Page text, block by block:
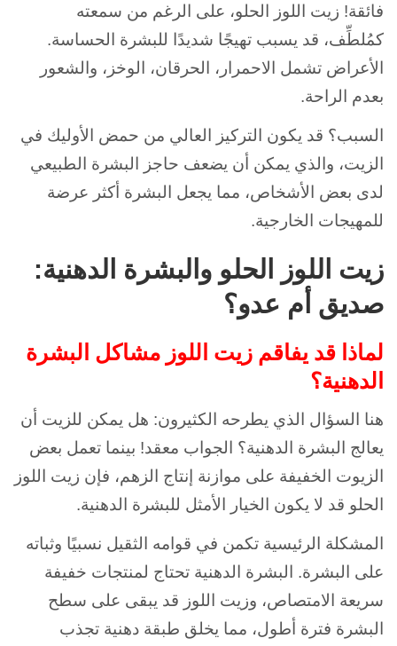
فائقة! زيت اللوز الحلو، على الرغم من سمعته
كمُلطِّف، قد يسبب تهيجًا شديدًا للبشرة الحساسة.
الأعراض تشمل الاحمرار، الحرقان، الوخز، والشعور
بعدم الراحة.
السبب؟ قد يكون التركيز العالي من حمض الأوليك في
الزيت، والذي يمكن أن يضعف حاجز البشرة الطبيعي
لدى بعض الأشخاص، مما يجعل البشرة أكثر عرضة
للمهيجات الخارجية.
زيت اللوز الحلو والبشرة الدهنية:
صديق أم عدو؟
لماذا قد يفاقم زيت اللوز مشاكل البشرة
الدهنية؟
هنا السؤال الذي يطرحه الكثيرون: هل يمكن للزيت أن
يعالج البشرة الدهنية؟ الجواب معقد! بينما تعمل بعض
الزيوت الخفيفة على موازنة إنتاج الزهم، فإن زيت اللوز
الحلو قد لا يكون الخيار الأمثل للبشرة الدهنية.
المشكلة الرئيسية تكمن في قوامه الثقيل نسبيًا وثباته
على البشرة. البشرة الدهنية تحتاج لمنتجات خفيفة
سريعة الامتصاص، وزيت اللوز قد يبقى على سطح
البشرة فترة أطول، مما يخلق طبقة دهنية تجذب